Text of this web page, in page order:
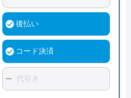
後払い
コード決済
代引き